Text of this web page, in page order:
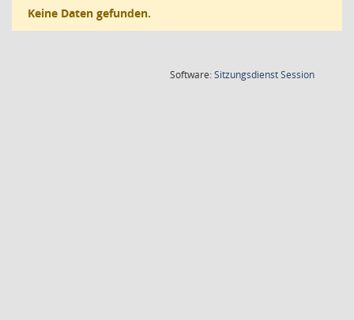
Keine Daten gefunden.
Software:SitzungsdienstSession(Wird in